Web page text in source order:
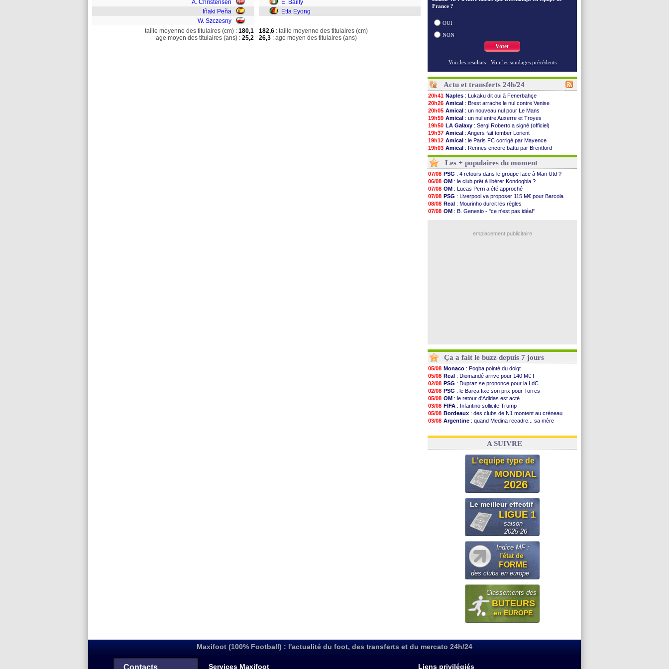
A. Christensen
Iñaki Peña
W. Szczesny
E. Bailly
Etta Eyong
taille moyenne des titulaires (cm) : 180,1
age moyen des titulaires (ans) : 25,2
182,6 : taille moyenne des titulaires (cm)
26,3 : age moyen des titulaires (ans)
France ?
OUI
NON
Voter
Voir les resultats - Voir les sondages précédents
Actu et transferts 24h/24
20h41 Naples : Lukaku dit oui à Fenerbahçe
20h26 Amical : Brest arrache le nul contre Venise
20h05 Amical : un nouveau nul pour Le Mans
19h59 Amical : un nul entre Auxerre et Troyes
19h50 LA Galaxy : Sergi Roberto a signé (officiel)
19h37 Amical : Angers fait tomber Lorient
19h12 Amical : le Paris FC corrigé par Mayence
19h03 Amical : Rennes encore battu par Brentford
18h52 Amical: Paris SG 1-1 Man Utd (fini)
18h41
Barça: De Jong menacé par l’arrivée de...
18h23 Atletico: Simeone ferme la porte pour Alvarez
18h01
Amical : Lens battu par Sunderland avant le ...
17h37
Nottingham : O. Diomande arrive pour 40 M€
17h25
Amical: Strasbourg s'incline encore
17h08
Amical: Lille s'impose à Hambourg
16h55
Lens: Ganiou prolongé jusqu'en 2030 (officiel)
16h31
OM : le PSG, les précisions de Benatia
: Messi perd son papa
Les + populaires du moment
07/08 PSG : 4 retours dans le groupe face à Man Utd ?
06/08 OM : le club prêt à libérer Kondogbia ?
07/08 OM : Lucas Perri a été approché
07/08 PSG : Liverpool va proposer 115 M€ pour Barcola
08/08 Real : Mourinho durcit les règles
07/08 OM : B. Genesio - "ce n'est pas idéal"
emplacement publicitaire
Ça a fait le buzz depuis 7 jours
05/08 Monaco : Pogba pointé du doigt
05/08 Real : Diomandé arrive pour 140 M€ !
02/08 PSG : Dupraz se prononce pour la LdC
02/08 PSG : le Barça fixe son prix pour Torres
05/08 OM : le retour d'Adidas est acté
03/08 FIFA : Infantino sollicite Trump
05/08 Bordeaux : des clubs de N1 montent au créneau
03/08 Argentine : quand Medina recadre... sa mère
03/08 OM: Paixão attire un 2e club anglais
A SUIVRE
L'equipe type de
MONDIAL
2026
Le meilleur effectif
LIGUE 1
saison
2025-26
Indice MF :
l'état de
FORME
des clubs en europe
Classements des
BUTEURS
en EUROPE
Maxifoot (100% Football) : l'actualité du foot, des transferts et du mercato 24h/24
Contacts Services Maxifoot Liens privilégiés